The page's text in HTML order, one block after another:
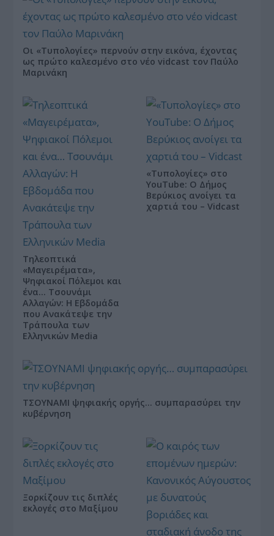
Οι «Τυπολογίες» περνούν στην εικόνα, έχοντας
ως πρώτο καλεσμένο στο νέο vidcast τον Παύλο
Μαρινάκη
Τηλεοπτικά
«Μαγειρέματα»,
Ψηφιακοί Πόλεμοι και
ένα… Τσουνάμι
Αλλαγών: Η Εβδομάδα
που Ανακάτεψε την
Τράπουλα των
Ελληνικών Media
«Τυπολογίες» στο
YouTube: Ο Δήμος
Βερύκιος ανοίγει τα
χαρτιά του – Vidcast
ΤΣΟΥΝΑΜΙ ψηφιακής οργής… συμπαρασύρει την
κυβέρνηση
Ξορκίζουν τις διπλές
εκλογές στο Μαξίμου